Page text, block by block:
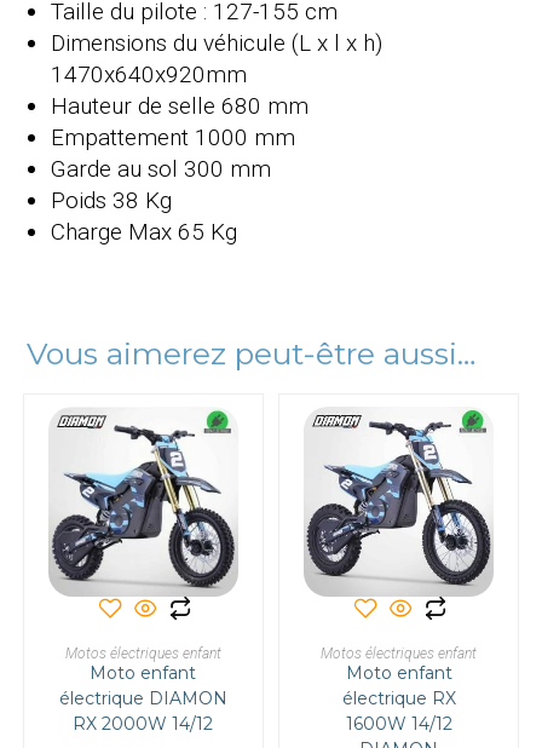
Taille du pilote : 127-155 cm
Dimensions du véhicule (L x l x h)
1470x640x920mm
Hauteur de selle680 mm
Empattement 1000 mm
Garde au sol 300 mm
Poids 38 Kg
Charge Max65 Kg
Vous aimerez peut-être aussi…
CHOIX DES OPTIONSplusieurs
Les
options
peuvent
Motos électriques enfant
Moto enfant
électrique DIAMON
RX 2000W 14/12
CHOIX DES OPTIONSplusieurs
Les
options
Motos électriques enfant
Moto enfant
électrique RX
1600W 14/12